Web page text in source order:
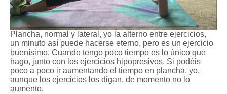
Plancha, normal y lateral, yo la alterno entre ejercicios,
un minuto así puede hacerse eterno, pero es un ejercicio
buenísimo. Cuando tengo poco tiempo es lo único que
hago, junto con los ejercicios hipopresivos. Si podéis
poco a poco ir aumentando el tiempo en plancha, yo,
aunque los ejercicios los digan, de momento no lo
aumento.